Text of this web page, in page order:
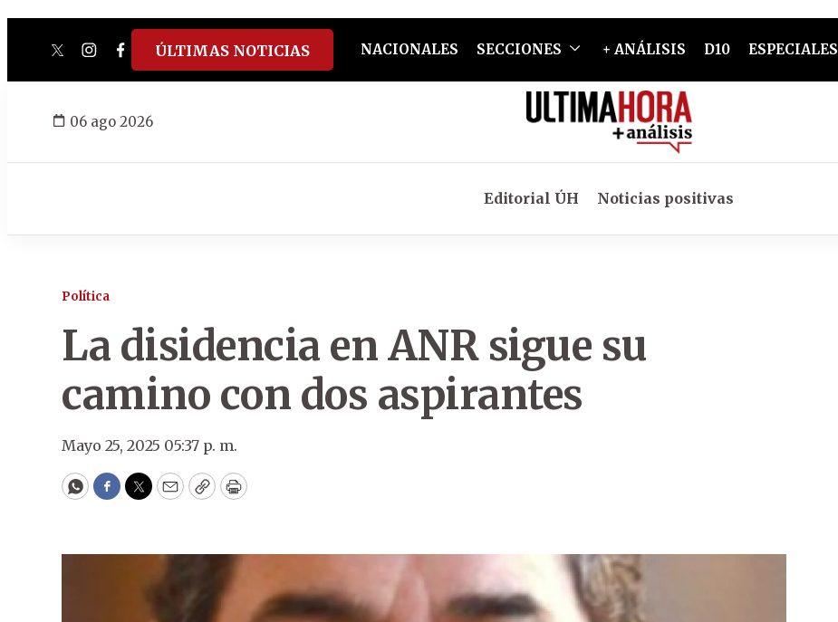
twitterinstagram
facebook
tiktokyoutube
spotify
ÚLTIMAS NOTICIAS NACIONALES SECCIONES + ANÁLISIS D10 ESPECIALES
06 ago 2026
Editorial ÚH Noticias positivas
Política
La disidencia en ANR sigue su
camino con dos aspirantes
Mayo 25, 2025 05:37 p. m.
WhatsApp
Facebook
Twitter
EmailCopyPrint